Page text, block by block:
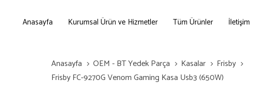
Anasayfa Kurumsal Ürün ve Hizmetler Tüm Ürünler İletişim
Anasayfa OEM - BT Yedek Parça Kasalar
Frisby
Frisby FC-9270G Venom Gaming Kasa Usb3 (650W)